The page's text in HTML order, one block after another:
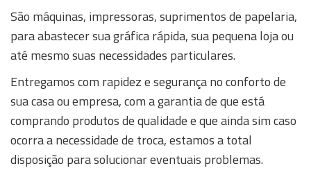
São máquinas, impressoras, suprimentos de papelaria,
para abastecer sua gráfica rápida, sua pequena loja ou
até mesmo suas necessidades particulares.
Entregamos com rapidez e segurança no conforto de
sua casa ou empresa, com a garantia de que está
comprando produtos de qualidade e que ainda sim caso
ocorra a necessidade de troca, estamos a total
disposição para solucionar eventuais problemas.